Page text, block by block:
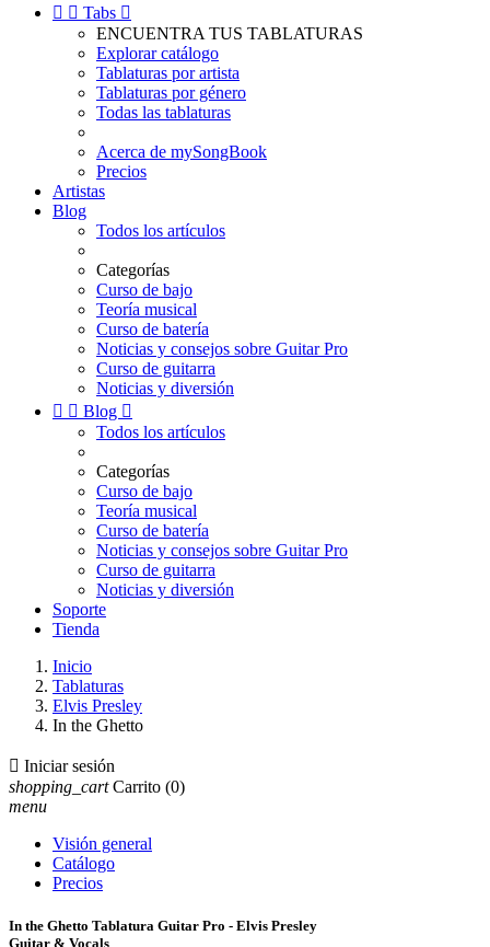
  Tabs 
ENCUENTRA TUS TABLATURAS
Explorar catálogo
Tablaturas por artista
Tablaturas por género
Todas las tablaturas
Acerca de mySongBook
Precios
Artistas
Blog
Todos los artículos
Categorías
Curso de bajo
Teoría musical
Curso de batería
Noticias y consejos sobre Guitar Pro
Curso de guitarra
Noticias y diversión
  Blog 
Todos los artículos
Categorías
Curso de bajo
Teoría musical
Curso de batería
Noticias y consejos sobre Guitar Pro
Curso de guitarra
Noticias y diversión
Soporte
Tienda
Inicio
Tablaturas
Elvis Presley
In the Ghetto
 Iniciar sesión
shopping_cart Carrito (0)
menu
Visión general
Catálogo
Precios
In the Ghetto Tablatura Guitar Pro - Elvis Presley
Guitar & Vocals